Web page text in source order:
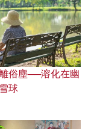
俗塵──溶化在幽
球